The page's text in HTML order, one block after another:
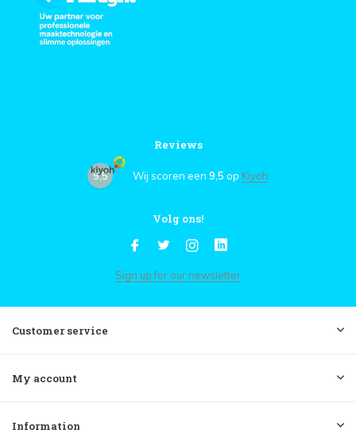
Reviews
9,5 Wij scoren een 9,5 op Kiyoh
Volg ons!
Sign up for our newsletter
Customer service
My account
Information